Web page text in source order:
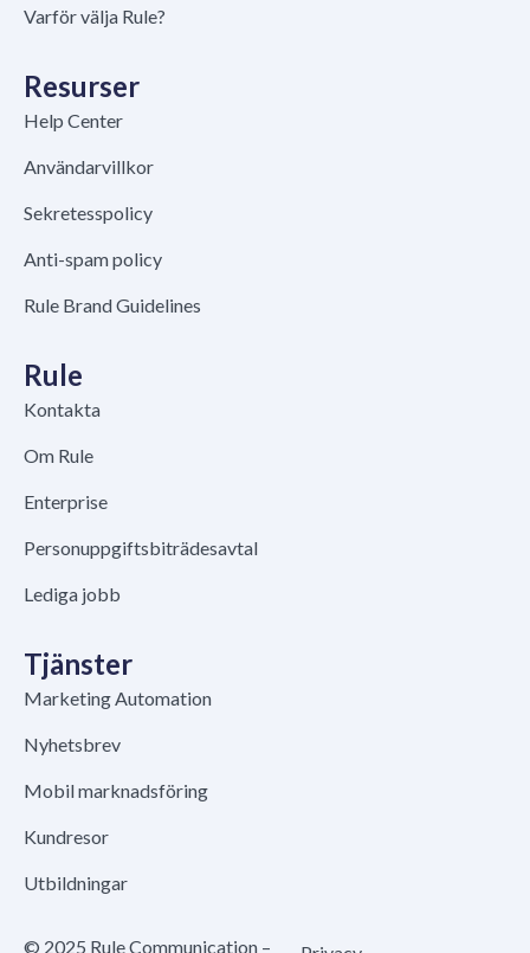
Varför välja Rule?
Resurser
Help Center
Användarvillkor
Sekretesspolicy
Anti-spam policy
Rule Brand Guidelines
Rule
Kontakta
Om Rule
Enterprise
Personuppgiftsbiträdesavtal
Lediga jobb
Tjänster
Marketing Automation
Nyhetsbrev
Mobil marknadsföring
Kundresor
Utbildningar
© 2025 Rule Communication –